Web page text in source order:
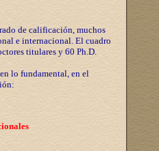
de calificación, muchos
e internacional. El cuadro
titulares y 60 Ph.D.
lo fundamental, en el
les